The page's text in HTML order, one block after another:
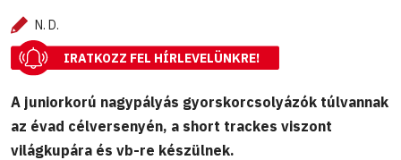
N. D.
IRATKOZZ FEL HÍRLEVELÜNKRE!
A juniorkorú nagypályás gyorskorcsolyázók túlvannak
az évad célversenyén, a short trackes viszont
világkupára és vb-re készülnek.